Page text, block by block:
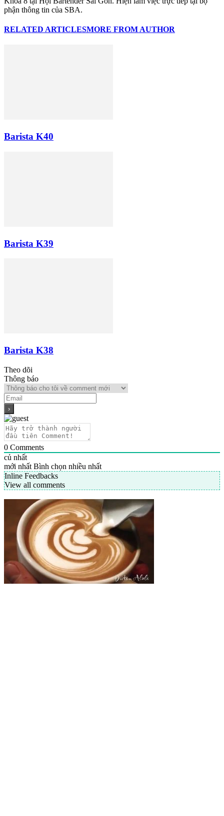
phận thông tin của SBA.
RELATED ARTICLESMORE FROM AUTHOR
Barista K40
Barista K39
Barista K38
Theo dõi
Thông báo
0 Comments
củ nhất
mới nhất Bình chọn nhiều nhất
Inline Feedbacks
View all comments